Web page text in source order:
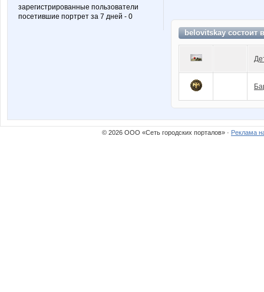
зарегистрированные пользователи
посетившие портрет за 7 дней - 0
belovitskay состоит
© 2026 ООО «Сеть городских порталов» · Реклама